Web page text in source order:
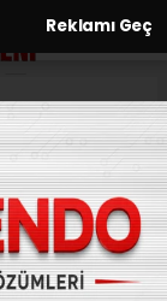
Reklamı Geç
Ölü
- 12:18